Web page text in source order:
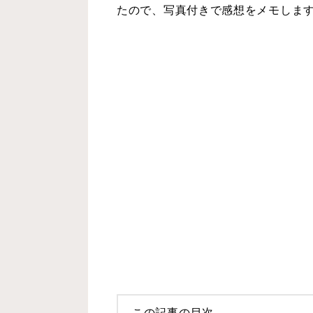
たので、写真付きで感想をメモしま